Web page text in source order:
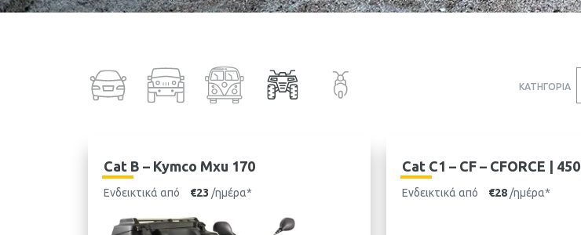
ΚΑΤΗΓΟΡΙΑ
Cat B – Kymco Mxu 170
Ενδεικτικά από €23 /ημέρα*
Cat C1 – CF – CFORCE |
Ενδεικτικά από €28 /ημέρα*